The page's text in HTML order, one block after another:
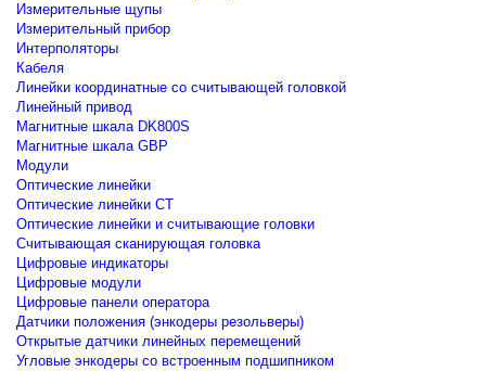
Измерительные щупы
Измерительный прибор
Интерполяторы
Кабеля
Линейки координатные со считывающей головкой
Линейный привод
Магнитные шкала DK800S
Магнитные шкала GBP
Модули
Оптические линейки
Оптические линейки CT
Оптические линейки и считывающие головки
Считывающая сканирующая головка
Цифровые индикаторы
Цифровые модули
Цифровые панели оператора
Датчики положения (энкодеры резольверы)
Открытые датчики линейных перемещений
Угловые энкодеры со встроенным подшипником